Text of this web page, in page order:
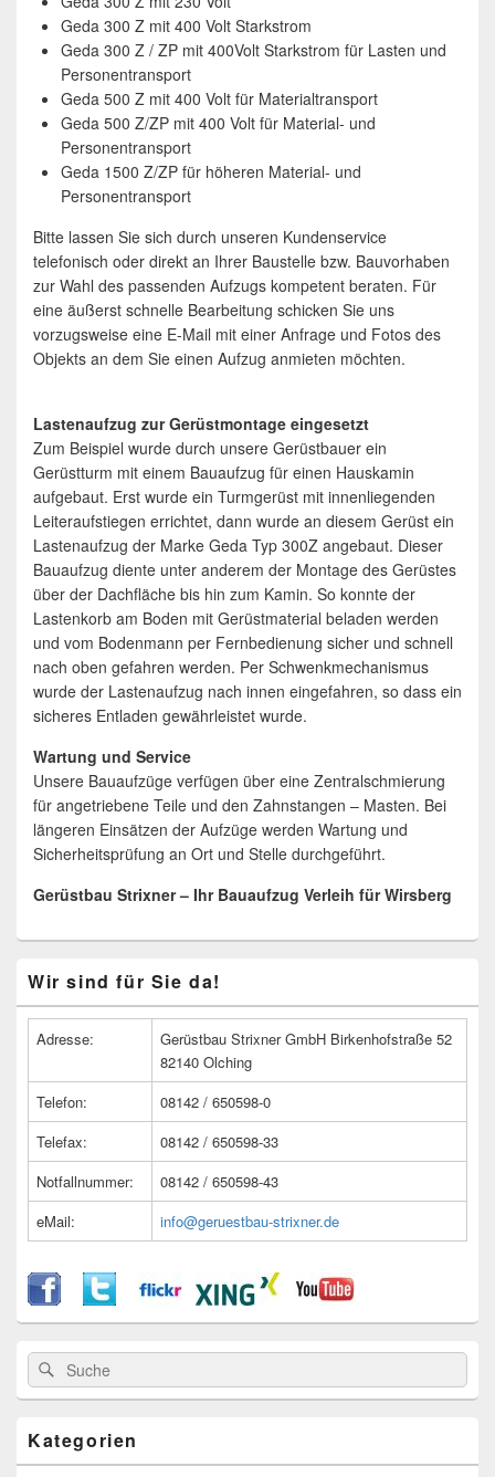
Geda 300 Z mit 400 Volt Starkstrom
Geda 300 Z / ZP mit 400Volt Starkstrom für Lasten und
Personentransport
Geda 500 Z mit 400 Volt für Materialtransport
Geda 500 Z/ZP mit 400 Volt für Material- und
Personentransport
Geda 1500 Z/ZP für höheren Material- und
Personentransport
Bitte lassen Sie sich durch unseren Kundenservice
telefonisch oder direkt an Ihrer Baustelle bzw. Bauvorhaben
zur Wahl des passenden Aufzugs kompetent beraten. Für
eine äußerst schnelle Bearbeitung schicken Sie uns
vorzugsweise eine E-Mail mit einer Anfrage und Fotos des
Objekts an dem Sie einen Aufzug anmieten möchten.
Lastenaufzug zur Gerüstmontage eingesetzt
Zum Beispiel wurde durch unsere Gerüstbauer ein
Gerüstturm mit einem Bauaufzug für einen Hauskamin
aufgebaut. Erst wurde ein Turmgerüst mit innenliegenden
Leiteraufstiegen errichtet, dann wurde an diesem Gerüst ein
Lastenaufzug der Marke Geda Typ 300Z angebaut. Dieser
Bauaufzug diente unter anderem der Montage des Gerüstes
über der Dachfläche bis hin zum Kamin. So konnte der
Lastenkorb am Boden mit Gerüstmaterial beladen werden
und vom Bodenmann per Fernbedienung sicher und schnell
nach oben gefahren werden. Per Schwenkmechanismus
wurde der Lastenaufzug nach innen eingefahren, so dass ein
sicheres Entladen gewährleistet wurde.
Wartung und Service
Unsere Bauaufzüge verfügen über eine Zentralschmierung
für angetriebene Teile und den Zahnstangen – Masten. Bei
längeren Einsätzen der Aufzüge werden Wartung und
Sicherheitsprüfung an Ort und Stelle durchgeführt.
Gerüstbau Strixner – Ihr Bauaufzug Verleih für Wirsberg
Seitenleisten
Widget-
Wir sind für Sie da!
Adresse:
Gerüstbau Strixner GmbH Birkenhofstraße 52
82140 Olching
Telefon:
08142 / 650598-0
Telefax:
08142 / 650598-33
Notfallnummer:
08142 / 650598-43
eMail:
info@geruestbau-strixner.de
Suche
nach:
Suche
Kategorien